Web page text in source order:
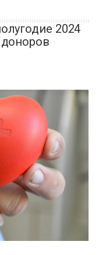
2024
доноров